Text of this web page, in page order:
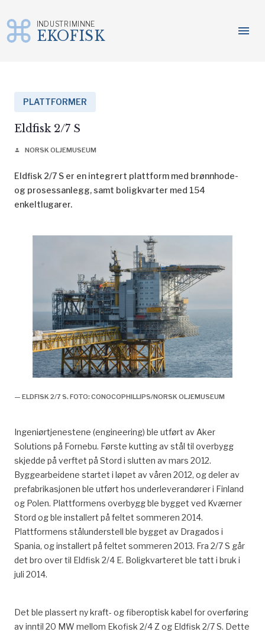
innhold
menu
INDUSTRIMINNE
EKOFISK
PLATTFORMER
Eldfisk 2/7 S
person NORSK OLJEMUSEUM
Eldfisk 2/7 S er en integrert plattform med brønnhode-
og prosessanlegg, samt boligkvarter med 154
enkeltlugarer.
— ELDFISK 2/7 S. FOTO: CONOCOPHILLIPS/NORSK OLJEMUSEUM
Ingeniørtjenestene (engineering) ble utført av Aker
Solutions på Fornebu. Første kutting av stål til overbygg
skjedde på verftet på Stord i slutten av mars 2012.
Byggearbeidene startet i løpet av våren 2012, og deler av
prefabrikasjonen ble utført hos underleverandører i Finland
og Polen. Plattformens overbygg ble bygget ved Kværner
Stord og ble installert på feltet sommeren 2014.
Plattformens stålunderstell ble bygget av Dragados i
Spania, og installert på feltet sommeren 2013. Fra 2/7 S går
det bro over til Eldfisk 2/4 E. Boligkvarteret ble tatt i bruk i
juli 2014.
Det ble plassert ny kraft- og fiberoptisk kabel for overføring
av inntil 20 MW mellom Ekofisk 2/4 Z og Eldfisk 2/7 S. Dette